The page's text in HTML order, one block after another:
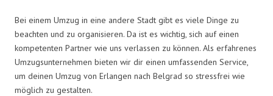
Bei einem Umzug in eine andere Stadt gibt es viele Dinge zu
beachten und zu organisieren. Da ist es wichtig, sich auf einen
kompetenten Partner wie uns verlassen zu können. Als erfahrenes
Umzugsunternehmen bieten wir dir einen umfassenden Service,
um deinen Umzug von Erlangen nach Belgrad so stressfrei wie
möglich zu gestalten.